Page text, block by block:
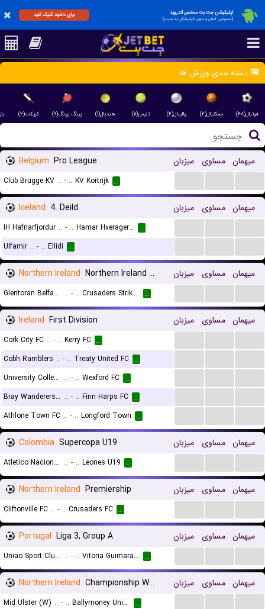
اپلیکیشن جت بت مختص اندروید
(دسترسی آسان و بدون فیلترشکن به سایت)
برای دانلود کلیک کنید
دسته بندی ورزش ها
فوتبال(۴۸) بسکتبال(۲) والیبال(۴) تنیس(۱۱) هندبال(۱) پینگ پونگ(۹) کریکت(۲)
Belgium Pro League میزبان مساوی میهمان
Club Brugge KV .. - .. KV Kortrijk ...
Iceland 4. Deild میزبان مساوی میهمان
IH Hafnarfjordur .. - .. Hamar Hveragerdi ...
Ulfarnir .. - .. Ellidi ...
Northern Ireland Northern Ireland Premier League Women میزبان مساوی میهمان
Glentoran Belfast United (W) .. - .. Crusaders Strikers FC (W) ...
Ireland First Division میزبان مساوی میهمان
Cork City FC .. - .. Kerry FC ...
Cobh Ramblers .. - .. Treaty United FC ...
University College Dublin FC
.. - .. Wexford FC ...
Bray Wanderers AFC .. - .. Finn Harps FC ...
Athlone Town FC .. - .. Longford Town ...
Colombia Supercopa U19 میزبان مساوی میهمان
Atletico Nacional Medellin U19 .. - .. Leones U19 ...
Northern Ireland Premiership میزبان مساوی میهمان
Cliftonville FC .. - .. Crusaders FC ...
Portugal Liga 3, Group A میزبان مساوی میهمان
Uniao Sport Clube Paredes .. - .. Vitoria Guimaraes B ...
Northern Ireland Championship Women میزبان مساوی میهمان
Mid Ulster (W) .. - .. Ballymoney United (W) ...